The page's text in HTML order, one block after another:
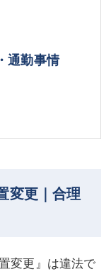
通勤事情
変更｜合理
変更』は違法で